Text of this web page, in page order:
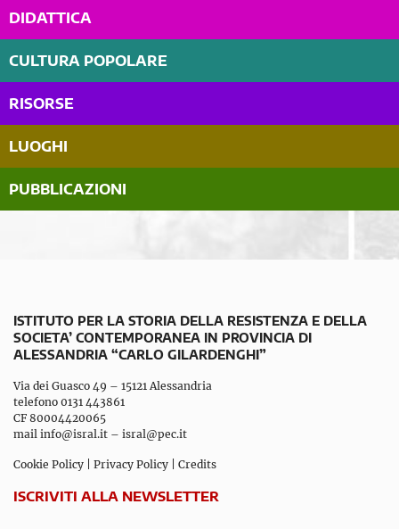
DIDATTICA
CULTURA POPOLARE
RISORSE
LUOGHI
PUBBLICAZIONI
ISTITUTO PER LA STORIA DELLA RESISTENZA E DELLA
SOCIETA’ CONTEMPORANEA IN PROVINCIA DI
ALESSANDRIA “CARLO GILARDENGHI”
Via dei Guasco 49 – 15121 Alessandria
telefono 0131 443861
CF 80004420065
mail info@isral.it – isral@pec.it
Cookie Policy Privacy Policy Credits
ISCRIVITI ALLA NEWSLETTER